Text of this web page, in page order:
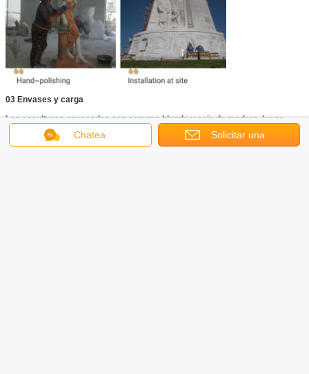
03 Envases y carga
Las esculturas envasadas con espuma blanda y caja de madera, luego
cargadas en contenedores
Chatea Solicitar una